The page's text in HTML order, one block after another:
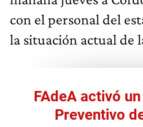
con el personal del
la situación actual de
FAdeA activó
Preventivo